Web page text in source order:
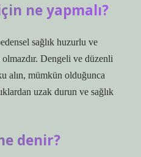
ne yapmalı?
sağlık huzurlu ve
Dengeli ve düzenli
alın, mümkün olduğunca
uzak durun ve sağlık
denir?